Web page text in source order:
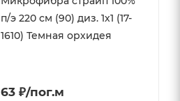
п/э 220 см (90) диз. 1х1 (17-
1610) Темная орхидея
63 ₽/пог.м